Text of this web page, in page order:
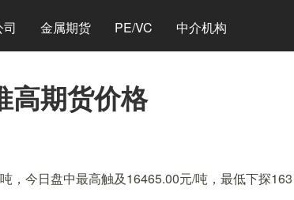
金属期货 PE/VC 中介机构
高期货价格
，今日盘中最高触及16465.00元/吨，最低下探163